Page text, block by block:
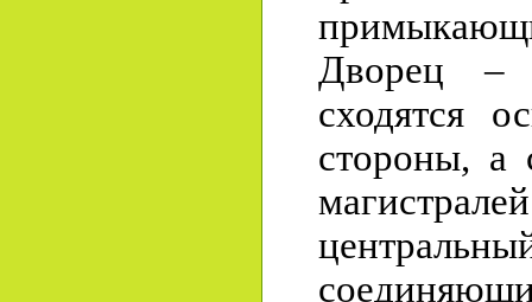
Дворец –
сходятся
стороны, а